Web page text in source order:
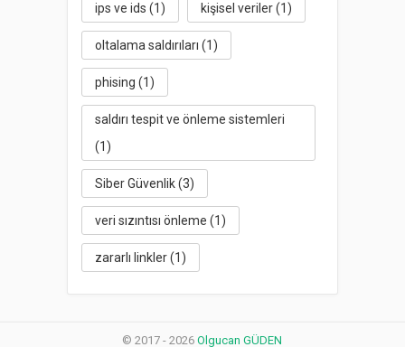
ips ve ids (1) kişisel veriler(1)
oltalama saldırıları (1)
phising (1)
saldırı tespit ve önleme sistemleri
(1)
Siber Güvenlik(3)
veri sızıntısı önleme (1)
zararlı linkler(1)
© 2017 - 2026Olgucan GÜDEN